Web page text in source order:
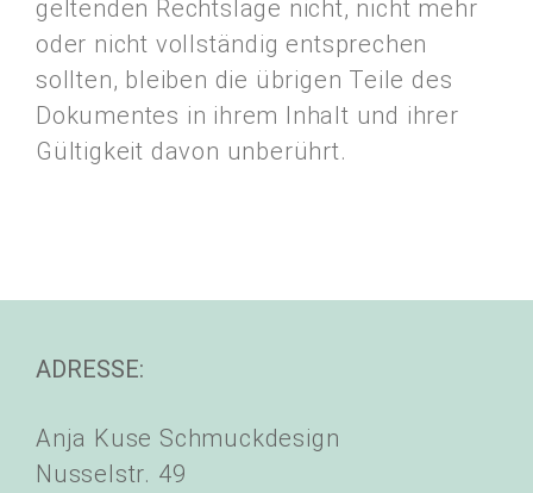
geltenden Rechtslage nicht, nicht mehr
oder nicht vollständig entsprechen
sollten, bleiben die übrigen Teile des
Dokumentes in ihrem Inhalt und ihrer
Gültigkeit davon unberührt.
ADRESSE:
Anja Kuse Schmuckdesign
Nusselstr. 49